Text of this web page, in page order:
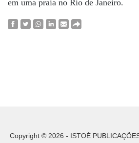
em uma praia no Rio de Janeiro.
Copyright © 2026 - ISTOÉ